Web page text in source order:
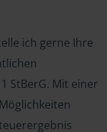
ich gerne Ihre
StBerG. Mit einer